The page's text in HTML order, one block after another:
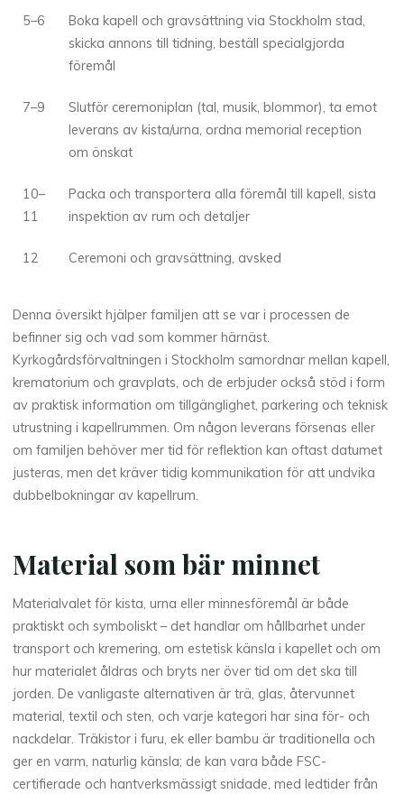
5–6
Boka kapell och gravsättning via Stockholm stad,
skicka annons till tidning, beställ specialgjorda
föremål
7–9
Slutför ceremoniplan (tal, musik, blommor), ta emot
leverans av kista/urna, ordna memorial reception
om önskat
10–
11
Packa och transportera alla föremål till kapell, sista
inspektion av rum och detaljer
12 Ceremoni och gravsättning, avsked
Denna översikt hjälper familjen att se var i processen de
befinner sig och vad som kommer härnäst.
Kyrkogårdsförvaltningen i Stockholm samordnar mellan kapell,
krematorium och gravplats, och de erbjuder också stöd i form
av praktisk information om tillgänglighet, parkering och teknisk
utrustning i kapellrummen. Om någon leverans försenas eller
om familjen behöver mer tid för reflektion kan oftast datumet
justeras, men det kräver tidig kommunikation för att undvika
dubbelbokningar av kapellrum.
Material som bär minnet
Materialvalet för kista, urna eller minnesföremål är både
praktiskt och symboliskt – det handlar om hållbarhet under
transport och kremering, om estetisk känsla i kapellet och om
hur materialet åldras och bryts ner över tid om det ska till
jorden. De vanligaste alternativen är trä, glas, återvunnet
material, textil och sten, och varje kategori har sina för- och
nackdelar. Träkistor i furu, ek eller bambu är traditionella och
ger en varm, naturlig känsla; de kan vara både FSC-
certifierade och hantverksmässigt snidade, med ledtider från